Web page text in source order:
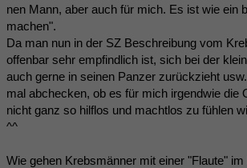
nen Mann, aber auch für mich. Es ist wie ein
machen".
Da man nun in der SZ Beschreibung vom
offenbar sehr empfindlich ist, sich bei der
auch gerne in seinen Panzer zurückzieht
mal abchecken, ob es für mich irgendwie die
nicht ganz so hilflos und machtlos zu fühlen
^^
Wie gehen Krebsmänner mit einer "Flaute"